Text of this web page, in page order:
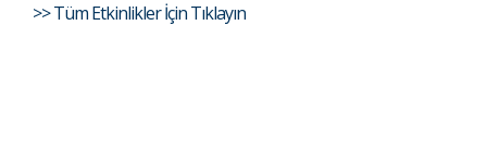
>> Tüm Etkinlikler İçin Tıklayın